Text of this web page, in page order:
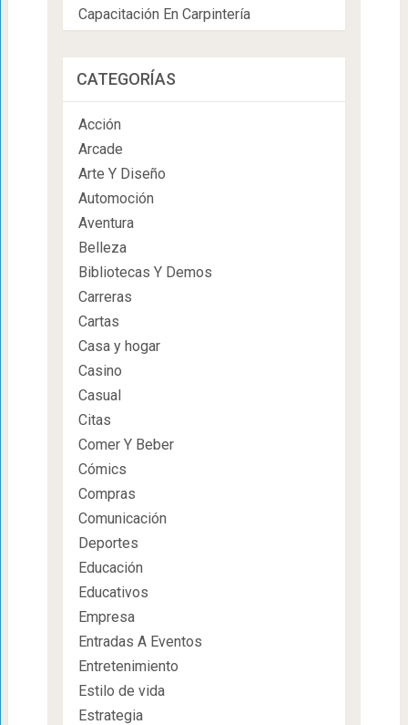
Capacitación En Carpintería
CATEGORÍAS
Acción
Arcade
Arte Y Diseño
Automoción
Aventura
Belleza
Bibliotecas Y Demos
Carreras
Cartas
Casa y hogar
Casino
Casual
Citas
Comer Y Beber
Cómics
Compras
Comunicación
Deportes
Educación
Educativos
Empresa
Entradas A Eventos
Entretenimiento
Estilo de vida
Estrategia